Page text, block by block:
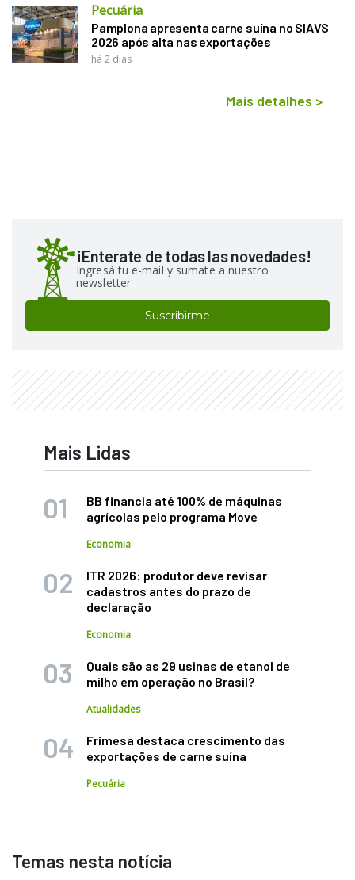
Pecuária
Pamplona apresenta carne suína no SIAVS
2026 após alta nas exportações
há 2 dias
Mais detalhes >
¡Enterate de todas las novedades!
Ingresá tu e-mail y sumate a nuestro
newsletter
Suscribirme
Mais Lidas
BB financia até 100% de máquinas
agrícolas pelo programa Move
Economia
ITR 2026: produtor deve revisar
cadastros antes do prazo de
declaração
Economia
Quais são as 29 usinas de etanol de
milho em operação no Brasil?
Atualidades
Frimesa destaca crescimento das
exportações de carne suína
Pecuária
Temas nesta notícia